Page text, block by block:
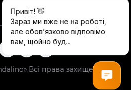
права захищені.